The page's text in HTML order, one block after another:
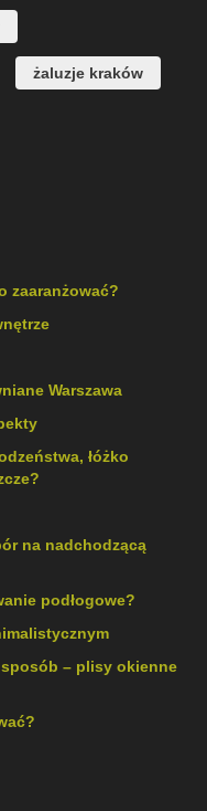
żaluzje kraków
zaaranżować?
Warszawa
łóżko
na nadchodzącą
podłogowe?
– plisy okienne